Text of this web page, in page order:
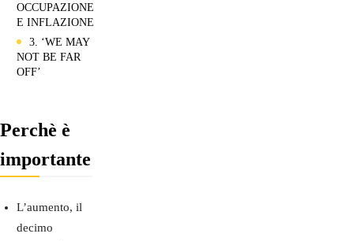
OCCUPAZIONE
E INFLAZIONE
3. ‘WE MAY
NOT BE FAR
OFF’
Perchè è
importante
L’aumento, il
decimo